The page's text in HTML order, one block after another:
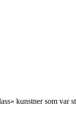
kunstner som var